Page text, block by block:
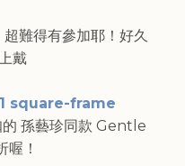
超難得有參加耶！好久
戴
square-frame
的 孫藝珍同款 Gentle
！